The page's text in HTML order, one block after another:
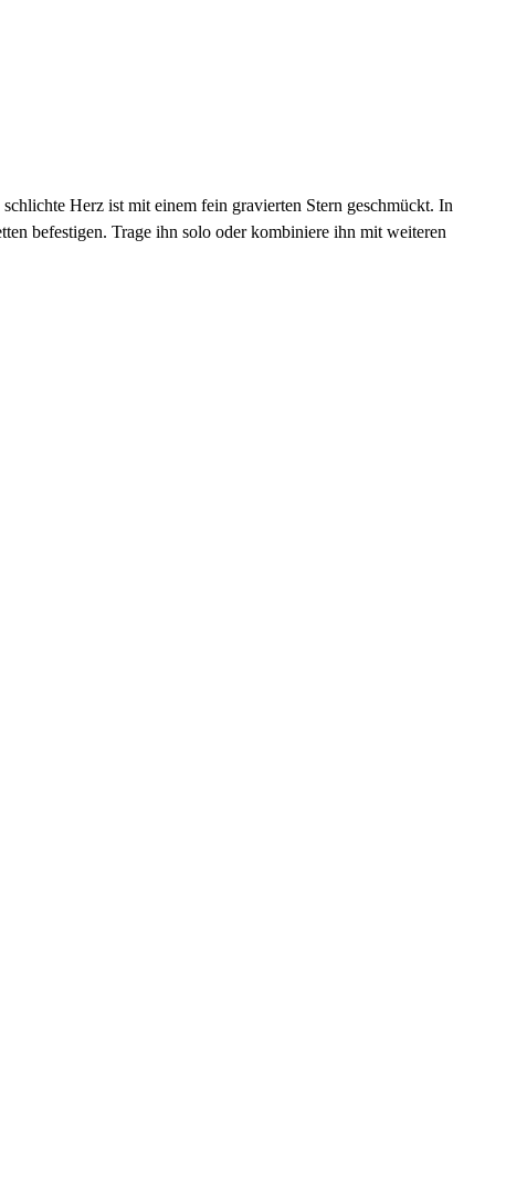
Herz ist mit einem fein gravierten Stern geschmückt. In
befestigen. Trage ihn solo oder kombiniere ihn mit weiteren